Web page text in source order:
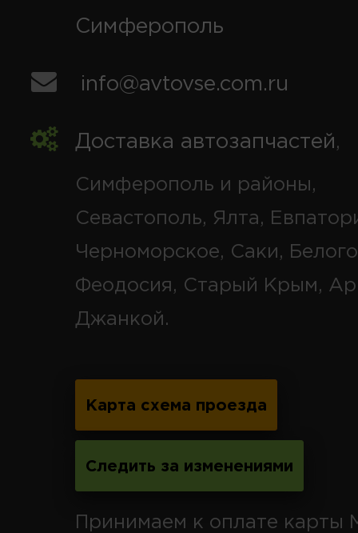
Симферополь
info@avtovse.com.ru
Доставка автозапчастей,
Симферополь и районы,
Севастополь, Ялта,
Черноморское, Саки,
Феодосия, Старый Крым,
Джанкой.
Карта схема проезда
Следить за изменениями
Принимаем к оплате карты